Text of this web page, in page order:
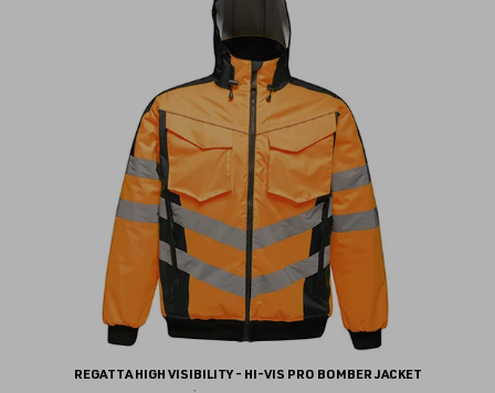
REGATTA HIGH VISIBILITY - HI-VIS PRO BOMBER JACKET